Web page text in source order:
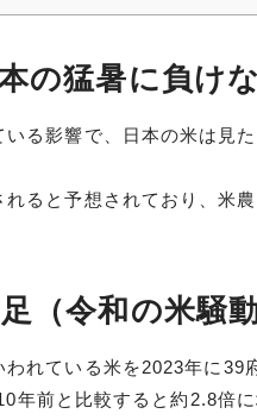
の猛暑に負け
る影響で、日本の米は見
ると予想されており、米
（令和の米騒動
れている米を2023年に39
年前と比較すると約2.8倍